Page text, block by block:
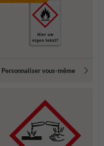
vous-même
Personnaliser vous-même